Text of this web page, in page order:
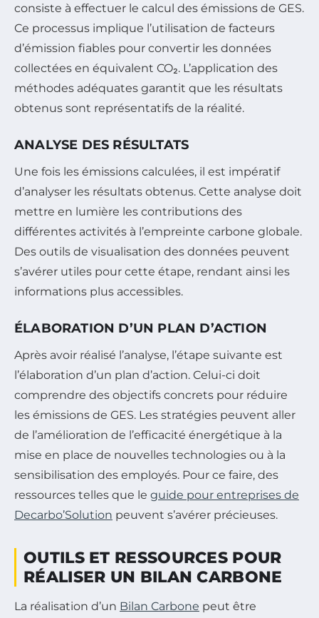
consiste à effectuer le calcul des émissions de GES.
Ce processus implique l’utilisation de facteurs
d’émission fiables pour convertir les données
collectées en équivalent CO₂. L’application des
méthodes adéquates garantit que les résultats
obtenus sont représentatifs de la réalité.
ANALYSE DES RÉSULTATS
Une fois les émissions calculées, il est impératif
d’analyser les résultats obtenus. Cette analyse doit
mettre en lumière les contributions des
différentes activités à l’empreinte carbone globale.
Des outils de visualisation des données peuvent
s’avérer utiles pour cette étape, rendant ainsi les
informations plus accessibles.
ÉLABORATION D’UN PLAN D’ACTION
Après avoir réalisé l’analyse, l’étape suivante est
l’élaboration d’un plan d’action. Celui-ci doit
comprendre des objectifs concrets pour réduire
les émissions de GES. Les stratégies peuvent aller
de l’amélioration de l’efficacité énergétique à la
mise en place de nouvelles technologies ou à la
sensibilisation des employés. Pour ce faire, des
ressources telles que le guide pour entreprises de
Decarbo’Solution peuvent s’avérer précieuses.
OUTILS ET RESSOURCES POUR
RÉALISER UN BILAN CARBONE
La réalisation d’un Bilan Carbone peut être